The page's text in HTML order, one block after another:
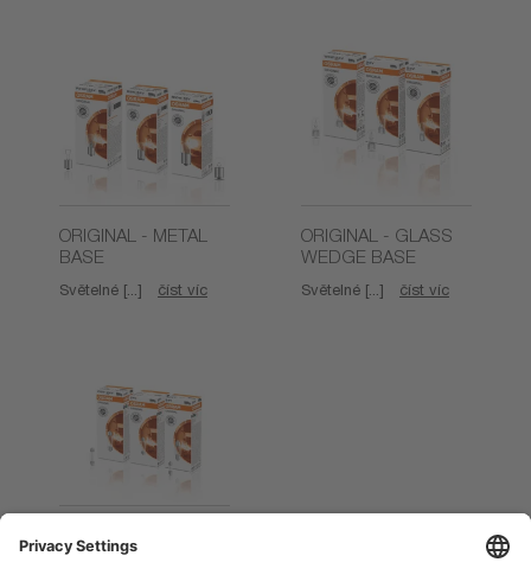
ORIGINAL - METAL
BASE
Světelné [...] číst víc
ORIGINAL - GLASS
WEDGE BASE
Světelné [...] číst víc
ORIGINAL -
FESTOON